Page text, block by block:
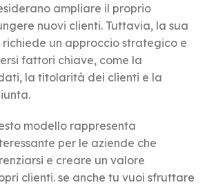
ampliare il proprio
nuovi clienti. Tuttavia, la sua
un approccio strategico e
fattori chiave, come la
la titolarità dei clienti e la
modello rappresenta
per le aziende che
e creare un valore
clienti. se anche tu vuoi sfruttare